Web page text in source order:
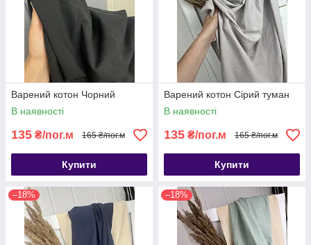
Варений котон Чорний
В наявності
135 ₴/пог.м 165 ₴/пог.м
Купити
Варений котон Сірий туман
В наявності
135 ₴/пог.м 165 ₴/пог.м
Купити
–18% –18%